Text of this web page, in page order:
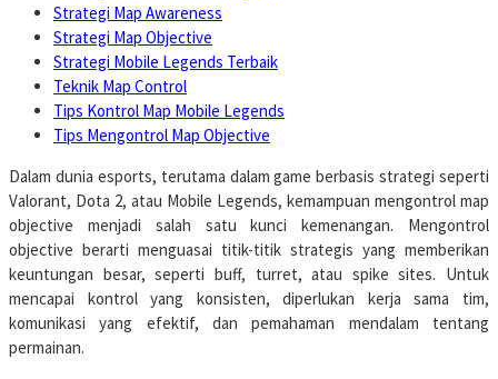
Strategi Map Awareness
Strategi Map Objective
Strategi Mobile Legends Terbaik
Teknik Map Control
Tips Kontrol Map Mobile Legends
Tips Mengontrol Map Objective
Dalam dunia esports, terutama dalam game berbasis strategi seperti
Valorant, Dota 2, atau Mobile Legends, kemampuan mengontrol map
objective menjadi salah satu kunci kemenangan. Mengontrol
objective berarti menguasai titik-titik strategis yang memberikan
keuntungan besar, seperti buff, turret, atau spike sites. Untuk
mencapai kontrol yang konsisten, diperlukan kerja sama tim,
komunikasi yang efektif, dan pemahaman mendalam tentang
permainan.